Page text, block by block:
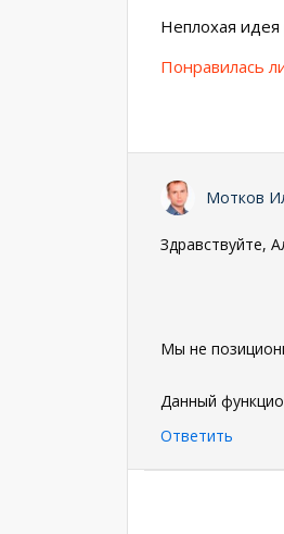
Неплохая идея
Понравилась
Мотков
Здравствуйте,
Мы не
Данный
Ответить